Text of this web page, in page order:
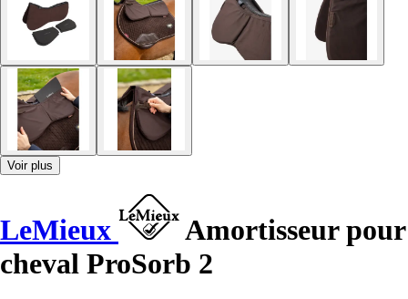
Voir plus
LeMieux
Amortisseur pour
cheval ProSorb 2